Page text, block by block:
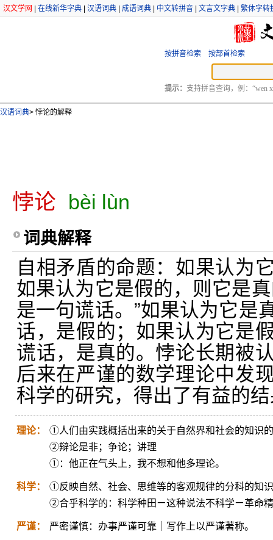
汉文学网 在线新华字典 汉语词典 成语词典 中文转拼音 文言文字典 繁体字转
按拼音检索 按部首检索
提示： 支持拼音查询，例：“wen
汉语词典> 悖论的解释
悖论 bèi lùn
词典解释
自相矛盾的命题：如果认为
如果认为它是假的，则它是
是一句谎话。”如果认为它是
话，是假的；如果认为它是
谎话，是真的。悖论长期被
后来在严谨的数学理论中发
科学的研究，得出了有益的
理论：
①人们由实践概括出来的关于自然界和社会的知识
②辩论是非；争论；讲理
①：他正在气头上，我不想和他多理论。
科学：
①反映自然、社会、思维等的客观规律的分科的知
②合乎科学的：科学种田ㄧ这种说法不科学ㄧ革命
严谨： 严密谨慎：办事严谨可靠｜写作上以严谨著称。